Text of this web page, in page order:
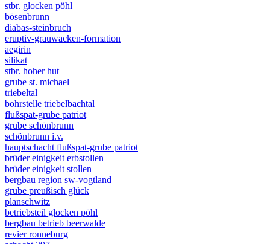
stbr. glocken pöhl
bösenbrunn
diabas-steinbruch
eruptiv-grauwacken-formation
aegirin
silikat
stbr. hoher hut
grube st. michael
triebeltal
bohrstelle triebelbachtal
flußspat-grube patriot
grube schönbrunn
schönbrunn i.v.
hauptschacht flußspat-grube patriot
brüder einigkeit erbstollen
brüder einigkeit stollen
bergbau region sw-vogtland
grube preußisch glück
planschwitz
betriebsteil glocken pöhl
bergbau betrieb beerwalde
revier ronneburg